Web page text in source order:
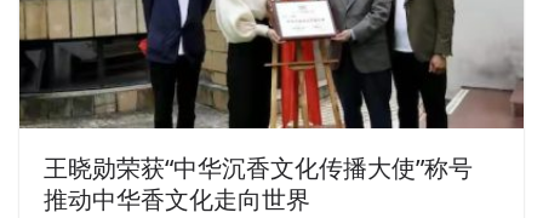
王晓勋荣获“中华沉香文化传播大使”称号
推动中华香文化走向世界